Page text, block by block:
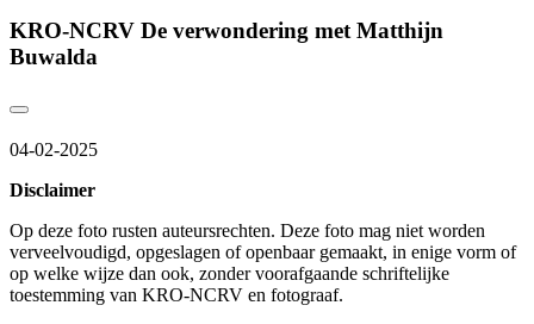
KRO-NCRV De verwondering met Matthijn
Buwalda
04-02-2025
Disclaimer
Op deze foto rusten auteursrechten. Deze foto mag niet worden
verveelvoudigd, opgeslagen of openbaar gemaakt, in enige vorm of
op welke wijze dan ook, zonder voorafgaande schriftelijke
toestemming van KRO-NCRV en fotograaf.